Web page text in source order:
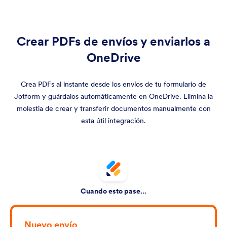
Crear PDFs de envíos y enviarlos a
OneDrive
Crea PDFs al instante desde los envíos de tu formulario de
Jotform y guárdalos automáticamente en OneDrive. Elimina la
molestia de crear y transferir documentos manualmente con
esta útil integración.
Cuando esto pase...